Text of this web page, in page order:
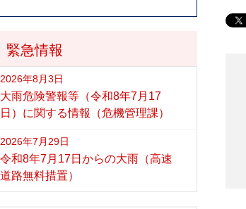
緊急情報
2026年8月3日
大雨危険警報等（令和8年7月17
日）に関する情報（危機管理課）
2026年7月29日
令和8年7月17日からの大雨（高速
道路無料措置）